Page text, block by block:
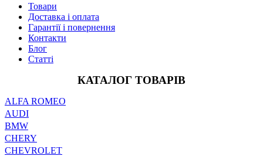
Товари
Доставка і оплата
Гарантії і повернення
Контакти
Блог
Статті
КАТАЛОГ ТОВАРІВ
ALFA ROMEO
AUDI
BMW
CHERY
CHEVROLET